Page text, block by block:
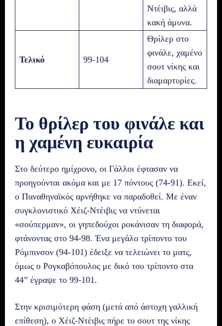
Ντέιβις, αλλά
κακή άμυνα.
Τελικό 99-104
Θρίλερ στο
φινάλε, χαμένο
σουτ νίκης και
διαμαρτυρίες.
Το θρίλερ του φινάλε και
η χαμένη ευκαιρία
Στο δεύτερο ημίχρονο, οι Γάλλοι έφτασαν να
προηγούνται ακόμα και με 17 πόντους (74-91). Εκεί,
ο Παναθηναϊκός αρνήθηκε να παραδοθεί. Με έναν
συγκλονιστικό Χέιζ-Ντέιβις να ντύνεται
«σούπερμαν», οι γηπεδούχοι ροκάνισαν τη διαφορά,
φτάνοντας στο 94-98. Ένα μεγάλο τρίποντο του
Ρόμπινσον (94-101) έδειξε να τελειώνει το ματς,
όμως ο Ρογκαβόπουλος με δικό του τρίποντο στα
44” έγραψε το 99-101.
Στην κρισιμότερη φάση (μετά από άστοχη γαλλική
επίθεση), ο Χέιζ-Ντέιβις πήρε το σουτ της νίκης